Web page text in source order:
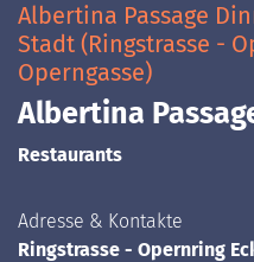
Albertina Passage
Stadt (Ringstrasse -
Operngasse)
Albertina
Restaurants
Adresse & Kontakte
Ringstrasse - Opernring